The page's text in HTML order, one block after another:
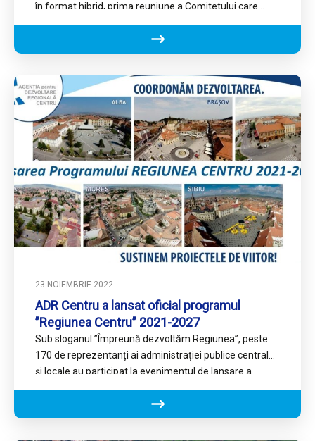
în format hibrid, prima reuniune a Comitetului care…
23 NOIEMBRIE 2022
ADR Centru a lansat oficial programul
”Regiunea Centru” 2021-2027
Sub sloganul ”Împreună dezvoltăm Regiunea”, peste
170 de reprezentanți ai administrației publice centrale
și locale au participat la evenimentul de lansare a
Programului REGIUNEA CENTRU…